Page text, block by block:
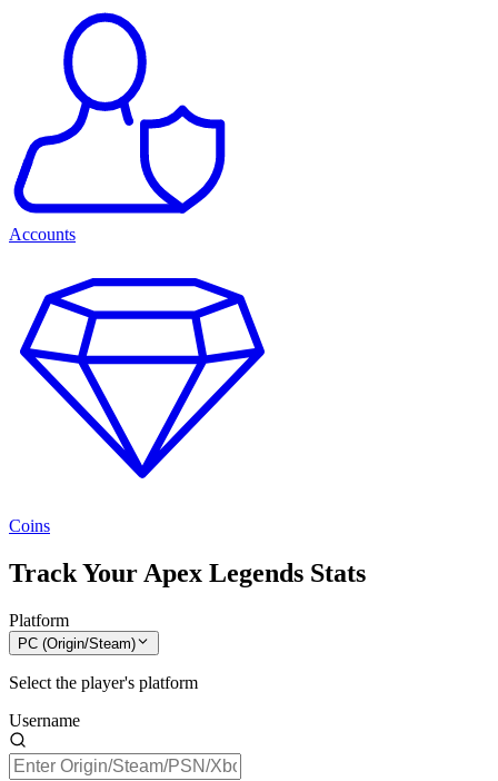
Accounts
Coins
Track Your Apex Legends Stats
Platform
PC (Origin/Steam)
Select the player's platform
Username